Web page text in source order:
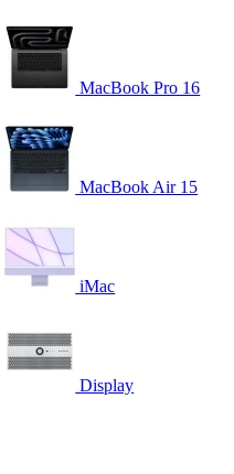
MacBook Pro 16
MacBook Air 15
iMac
Display